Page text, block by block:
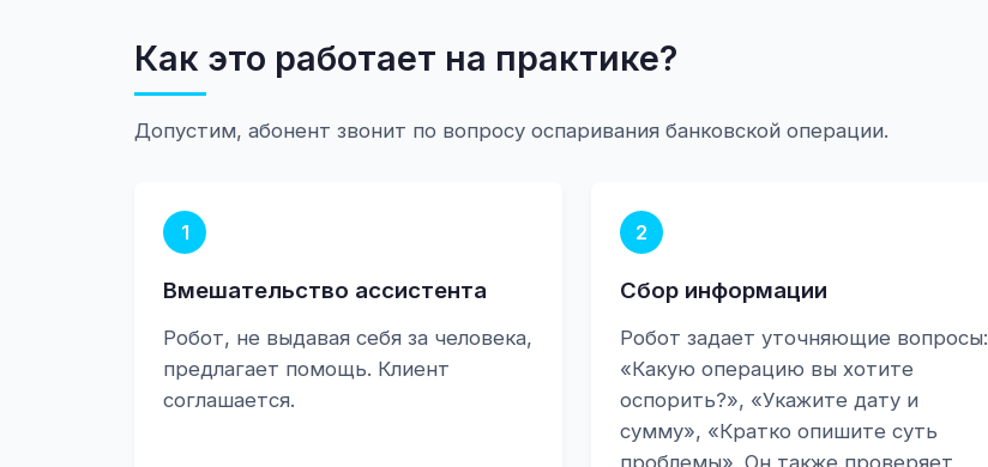
Как это работает на практике?
Допустим, абонент звонит по вопросу оспаривания банковской операции.
1
Вмешательство ассистента
Робот, не выдавая себя за человека,
предлагает помощь. Клиент
соглашается.
2
Сбор информации
Робот задает уточняющие вопросы:
«Какую операцию вы хотите
оспорить?», «Укажите дату и
сумму», «Кратко опишите суть
проблемы». Он также проверяет